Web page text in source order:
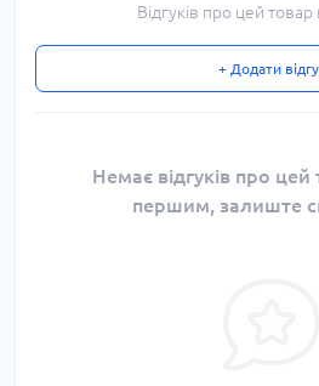
Відгуків про цей
+ Додати
Немає відгуків про цей
першим, залиште